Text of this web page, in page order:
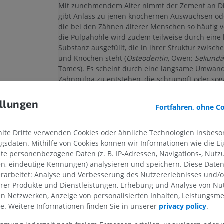
Mit zunehmendem Alter nimmt der Zement an
gibt Anlass zu jenen knöchernen Auswüchsen
die bei den Zähnen älterer Menschen so häufig
die Pulpahöhle wird zudem teilweise durch eine
Substanz ausgefüllt, die in ihrer Struktur
und Knochen steht (Osteodentin,Owen;
Tomes). Es scheint durch eine langsame
Zahnpulpa zu entstehen, die schrumpft oder
Referenzen
This definition incorporates text from a public domain
Anatomy (20th U.S. edition of Gray's Anatomy of the
published in 1918 – from http://www.bartleby.com/107/).
GLIEDMASSE
MRT der oberen Extremität
MRT
UNTERE GLIEDMASSE
Untere
Abbildungen
PREMIUM
Fortfahren, ohne
Dritte verwenden Cookies oder ähnliche Technologien
Mithilfe von Cookies können wir Informationen wie die
personenbezogene Daten (z. B. IP-Adressen, Navigations-,
eindeutige Kennungen) analysieren und speichern. Diese
Analyse und Verbesserung des Nutzererlebnisses und/
Produkte und Dienstleistungen, Erhebung und Analyse von
Netzwerken, Anzeige von personalisierten Inhalten,
Weitere Informationen finden Sie in unserer privacy policy.